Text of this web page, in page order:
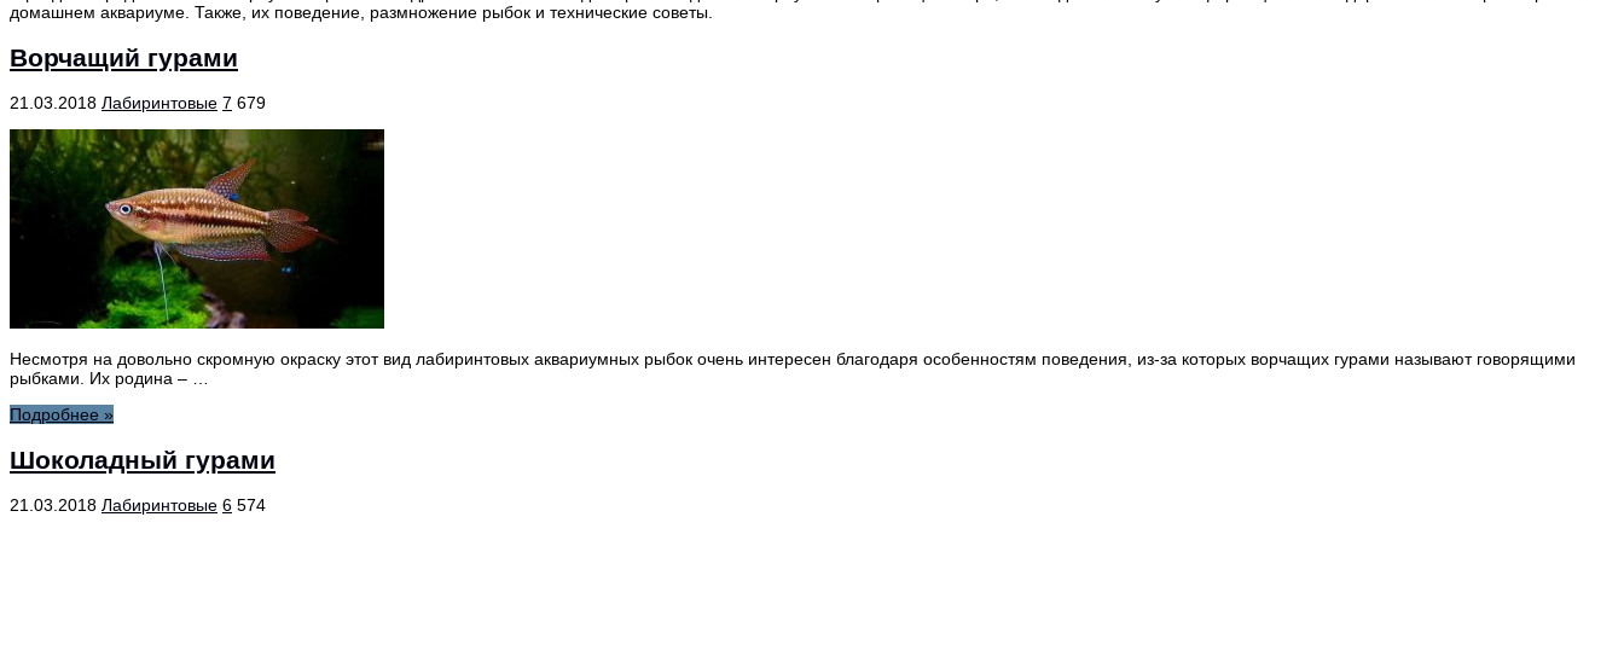
домашнем аквариуме. Также, их поведение, размножение рыбок и технические советы.
Ворчащий гурами
21.03.2018 Лабиринтовые 7 679
Несмотря на довольно скромную окраску этот вид лабиринтовых аквариумных рыбок очень интересен благодаря особенностям поведения, из-за которых ворчащих гурами называют говорящими
рыбками. Их родина – …
Подробнее »
Шоколадный гурами
21.03.2018 Лабиринтовые 6 574